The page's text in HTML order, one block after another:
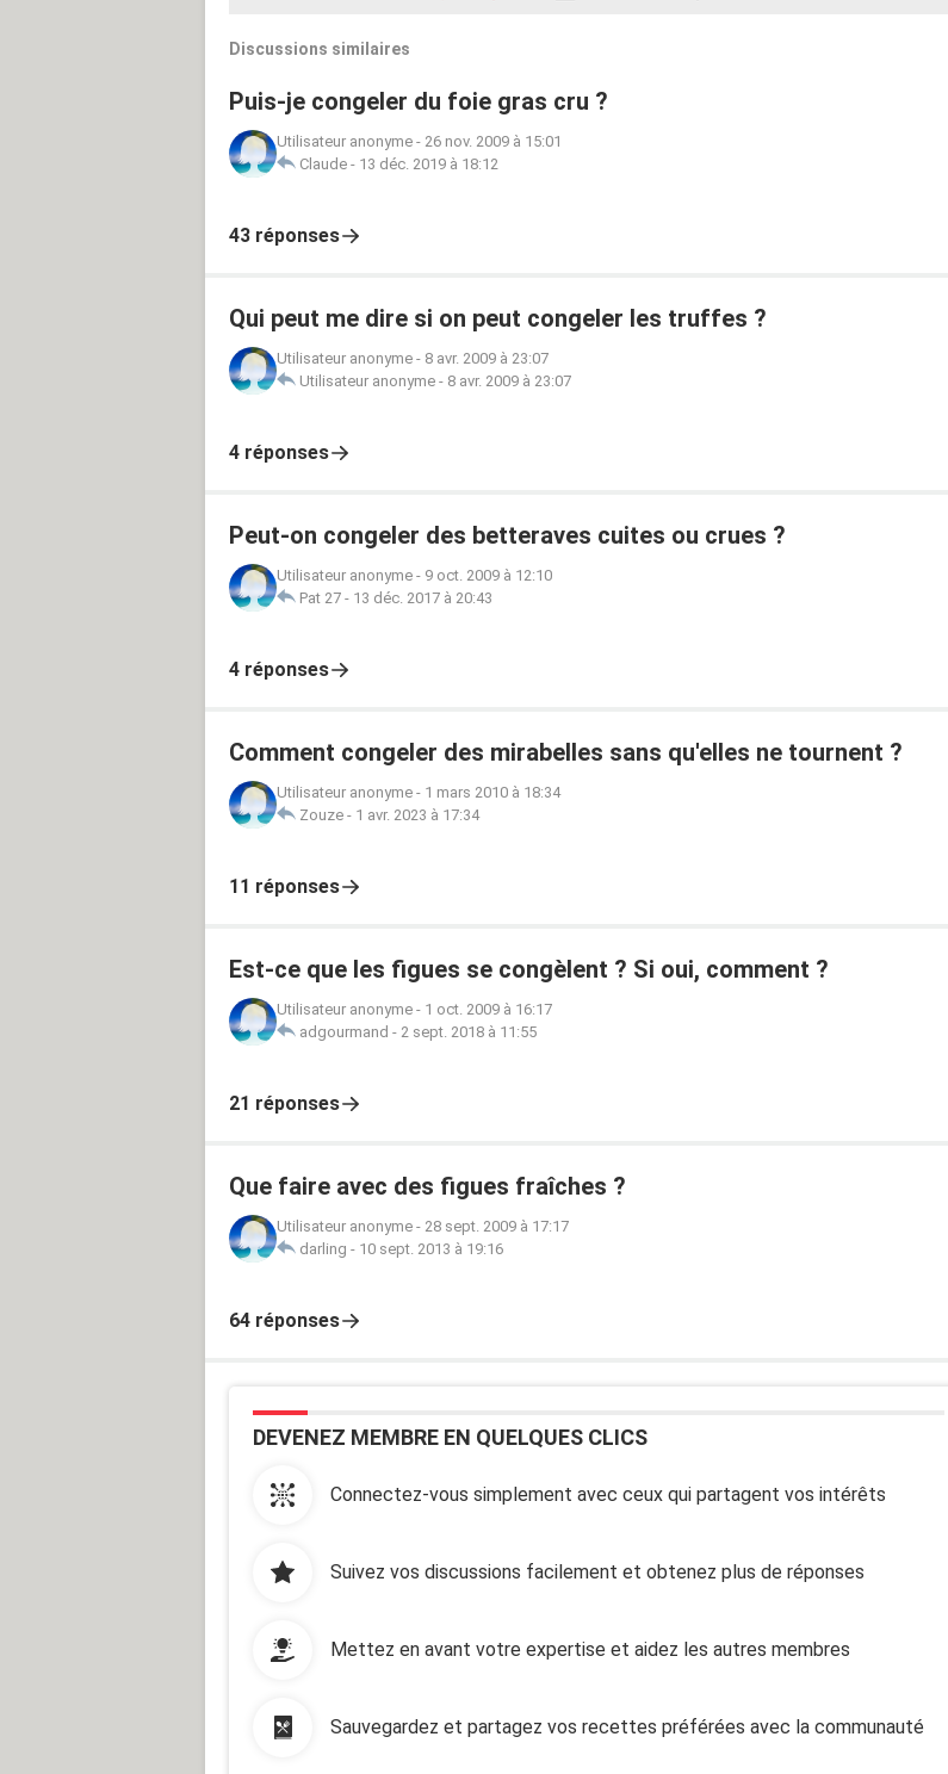
Discussions similaires
Puis-je congeler du foie gras cru ?
Utilisateur anonyme - 26 nov. 2009 à 15:01
Claude - 13 déc. 2019 à 18:12
43 réponses
Qui peut me dire si on peut congeler les truffes ?
Utilisateur anonyme - 8 avr. 2009 à 23:07
Utilisateur anonyme - 8 avr. 2009 à 23:07
4 réponses
Peut-on congeler des betteraves cuites ou crues ?
Utilisateur anonyme - 9 oct. 2009 à 12:10
Pat 27 - 13 déc. 2017 à 20:43
4 réponses
Comment congeler des mirabelles sans qu'elles ne tournent ?
Utilisateur anonyme - 1 mars 2010 à 18:34
Zouze - 1 avr. 2023 à 17:34
11 réponses
Est-ce que les figues se congèlent ? Si oui, comment ?
Utilisateur anonyme - 1 oct. 2009 à 16:17
adgourmand - 2 sept. 2018 à 11:55
21 réponses
Que faire avec des figues fraîches ?
Utilisateur anonyme - 28 sept. 2009 à 17:17
darling - 10 sept. 2013 à 19:16
64 réponses
DEVENEZ MEMBRE EN QUELQUES CLICS
Connectez-vous simplement avec ceux qui partagent vos intérêts
Suivez vos discussions facilement et obtenez plus de réponses
Mettez en avant votre expertise et aidez les autres membres
Sauvegardez et partagez vos recettes préférées avec la communauté